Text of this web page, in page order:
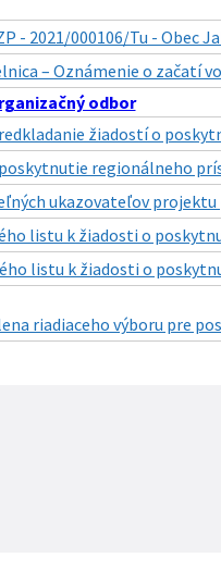
- 2021/000106/Tu -
– Oznámenie o začatí
odbor
žiadostí o
regionálneho
ukazovateľov projektu
listu k žiadosti o
listu k žiadosti o
riadiaceho výboru pre